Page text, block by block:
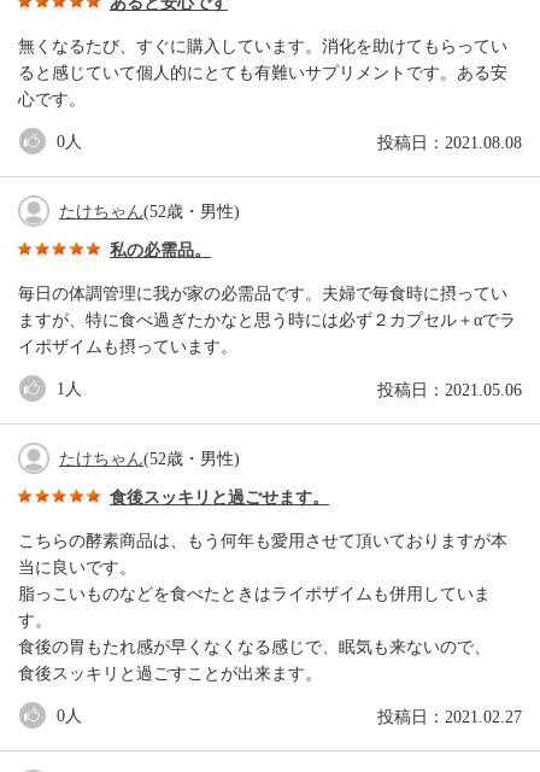
無くなるたび、すぐに購入しています。消化を助けてもらってい
ると感じていて個人的にとても有難いサプリメントです。ある安
心です。
投稿日：2021.08.08
0人
たけちゃん(52歳・男性)
私の必需品。
毎日の体調管理に我が家の必需品です。夫婦で毎食時に摂ってい
ますが、特に食べ過ぎたかなと思う時には必ず２カプセル＋αでラ
イポザイムも摂っています。
投稿日：2021.05.06
1 人
たけちゃん(52歳・男性)
食後スッキリと過ごせます。
こちらの酵素商品は、もう何年も愛用させて頂いておりますが本
当に良いです。
脂っこいものなどを食べたときはライポザイムも併用していま
す。
食後の胃もたれ感が早くなくなる感じで、眠気も来ないので、
食後スッキリと過ごすことが出来ます。
投稿日：2021.02.27
0人